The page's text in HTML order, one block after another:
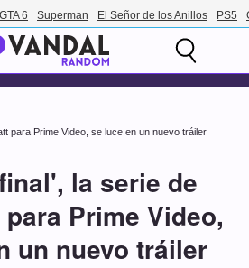
6 Superman El Señor de los Anillos PS5
para Prime Video, se luce en un nuevo tráiler
la serie de
Prime Video,
un nuevo tráiler